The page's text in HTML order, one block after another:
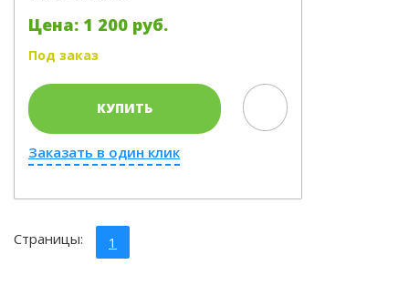
Цена: 1 200 руб.
Под заказ
КУПИТЬ
Заказать в один клик
Страницы: 1